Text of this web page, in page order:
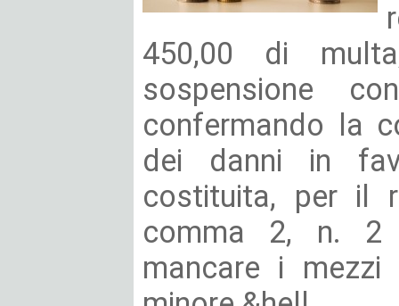
450,00 di
sospensione
confermando la
dei danni in
costituita, per il
comma 2, n. 2
mancare i